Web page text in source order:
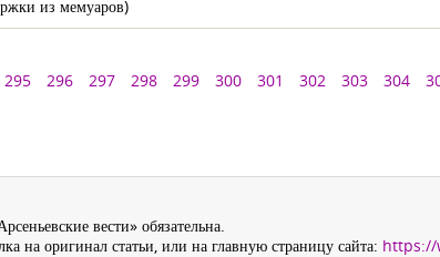
из мемуаров)
295 296 297 298 299 300 301 302 303 304
вести» обязательна.
на оригинал статьи, или на главную страницу сайта: https://